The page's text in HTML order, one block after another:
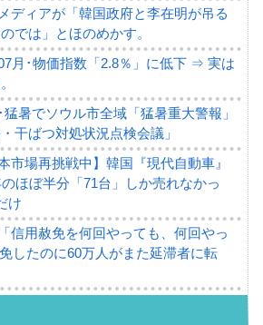
ディアが「韓国政府と李在明が吊る
では」とほのめかす。
月･物価指数「2.8％」に低下 ⇒ 実は
猛暑でソウル市全域「猛暑重大警報」
干ばつ対処状況点検会議」
本市場再挑戦中】韓国『現代自動車』
ほぼ半分「71台」しか売れなかっ
け
信用赦免を何回やっても、何回やっ
したのに60万人がまた延滞者に転